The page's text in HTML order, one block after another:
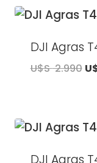
DJI Agras
U$S2.990 El
DJI Agras